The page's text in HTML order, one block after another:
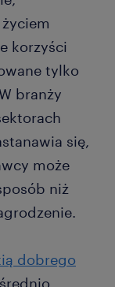
korzyści
tylko
branży
się,
może
niż
dobrego